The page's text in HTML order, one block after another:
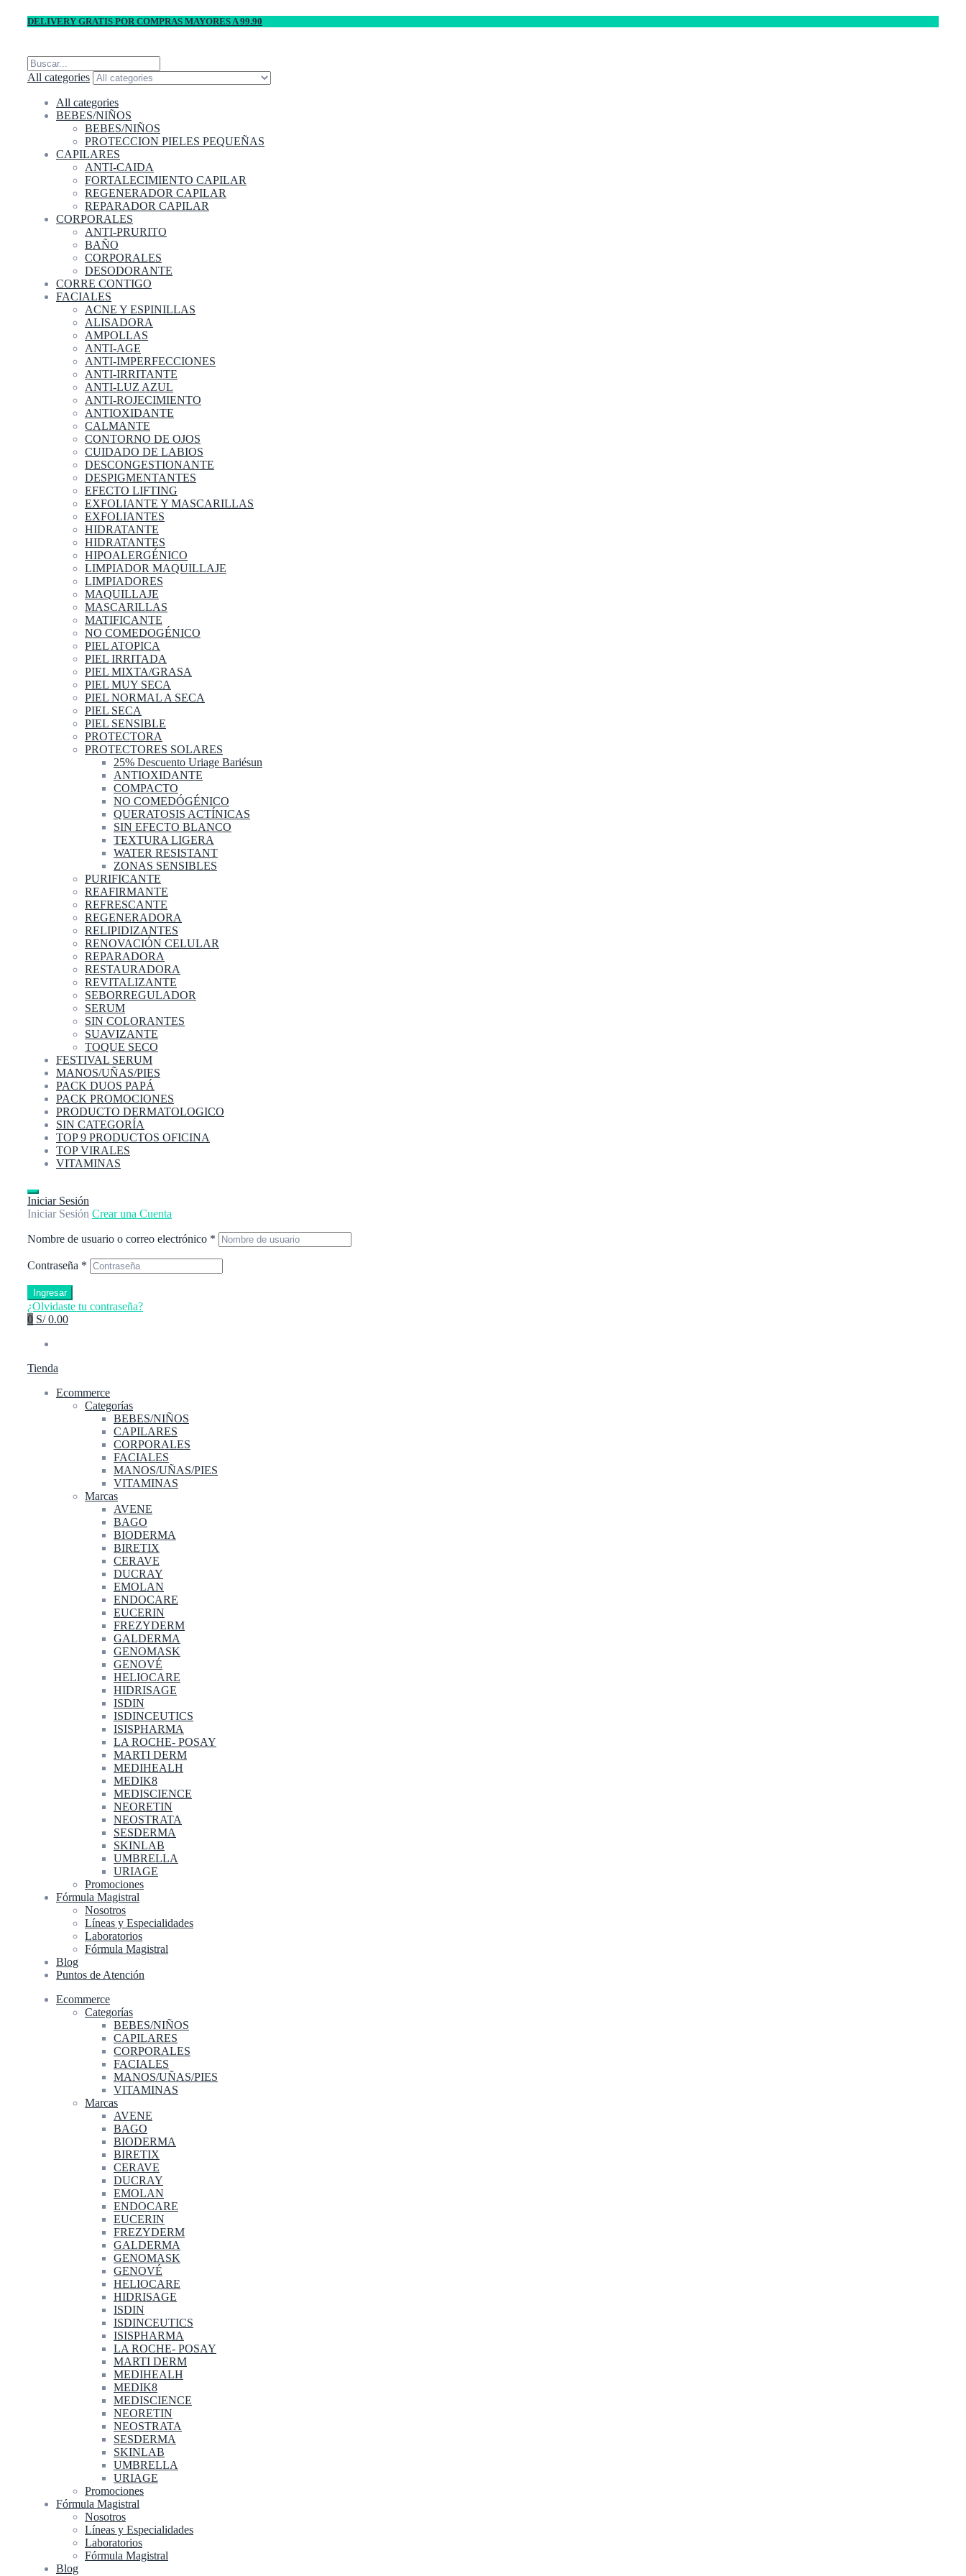
DELIVERY GRATIS POR COMPRAS MAYORES A 99.90
All categories
All categories
BEBES/NIÑOS
BEBES/NIÑOS
PROTECCION PIELES PEQUEÑAS
CAPILARES
ANTI-CAIDA
FORTALECIMIENTO CAPILAR
REGENERADOR CAPILAR
REPARADOR CAPILAR
CORPORALES
ANTI-PRURITO
BAÑO
CORPORALES
DESODORANTE
CORRE CONTIGO
FACIALES
ACNE Y ESPINILLAS
ALISADORA
AMPOLLAS
ANTI-AGE
ANTI-IMPERFECCIONES
ANTI-IRRITANTE
ANTI-LUZ AZUL
ANTI-ROJECIMIENTO
ANTIOXIDANTE
CALMANTE
CONTORNO DE OJOS
CUIDADO DE LABIOS
DESCONGESTIONANTE
DESPIGMENTANTES
EFECTO LIFTING
EXFOLIANTE Y MASCARILLAS
EXFOLIANTES
HIDRATANTE
HIDRATANTES
HIPOALERGÉNICO
LIMPIADOR MAQUILLAJE
LIMPIADORES
MAQUILLAJE
MASCARILLAS
MATIFICANTE
NO COMEDOGÉNICO
PIEL ATOPICA
PIEL IRRITADA
PIEL MIXTA/GRASA
PIEL MUY SECA
PIEL NORMAL A SECA
PIEL SECA
PIEL SENSIBLE
PROTECTORA
PROTECTORES SOLARES
25% Descuento Uriage Bariésun
ANTIOXIDANTE
COMPACTO
NO COMEDÓGÉNICO
QUERATOSIS ACTÍNICAS
SIN EFECTO BLANCO
TEXTURA LIGERA
WATER RESISTANT
ZONAS SENSIBLES
PURIFICANTE
REAFIRMANTE
REFRESCANTE
REGENERADORA
RELIPIDIZANTES
RENOVACIÓN CELULAR
REPARADORA
RESTAURADORA
REVITALIZANTE
SEBORREGULADOR
SERUM
SIN COLORANTES
SUAVIZANTE
TOQUE SECO
FESTIVAL SERUM
MANOS/UÑAS/PIES
PACK DUOS PAPÁ
PACK PROMOCIONES
PRODUCTO DERMATOLOGICO
SIN CATEGORÍA
TOP 9 PRODUCTOS OFICINA
TOP VIRALES
VITAMINAS
Iniciar Sesión
Iniciar Sesión Crear una Cuenta
Nombre de usuario o correo electrónico *
Contraseña *
Ingresar
¿Olvidaste tu contraseña?
0 S/ 0.00
Tienda
Ecommerce
Categorías
BEBES/NIÑOS
CAPILARES
CORPORALES
FACIALES
MANOS/UÑAS/PIES
VITAMINAS
Marcas
AVENE
BAGO
BIODERMA
BIRETIX
CERAVE
DUCRAY
EMOLAN
ENDOCARE
EUCERIN
FREZYDERM
GALDERMA
GENOMASK
GENOVÉ
HELIOCARE
HIDRISAGE
ISDIN
ISDINCEUTICS
ISISPHARMA
LA ROCHE- POSAY
MARTI DERM
MEDIHEALH
MEDIK8
MEDISCIENCE
NEORETIN
NEOSTRATA
SESDERMA
SKINLAB
UMBRELLA
URIAGE
Promociones
Fórmula Magistral
Nosotros
Líneas y Especialidades
Laboratorios
Fórmula Magistral
Blog
Puntos de Atención
Ecommerce
Categorías
BEBES/NIÑOS
CAPILARES
CORPORALES
FACIALES
MANOS/UÑAS/PIES
VITAMINAS
Marcas
AVENE
BAGO
BIODERMA
BIRETIX
CERAVE
DUCRAY
EMOLAN
ENDOCARE
EUCERIN
FREZYDERM
GALDERMA
GENOMASK
GENOVÉ
HELIOCARE
HIDRISAGE
ISDIN
ISDINCEUTICS
ISISPHARMA
LA ROCHE- POSAY
MARTI DERM
MEDIHEALH
MEDIK8
MEDISCIENCE
NEORETIN
NEOSTRATA
SESDERMA
SKINLAB
UMBRELLA
URIAGE
Promociones
Fórmula Magistral
Nosotros
Líneas y Especialidades
Laboratorios
Fórmula Magistral
Blog